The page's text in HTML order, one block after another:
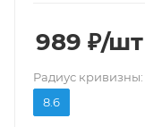
989 ₽/шт
Pадиус кривизны:
8.6